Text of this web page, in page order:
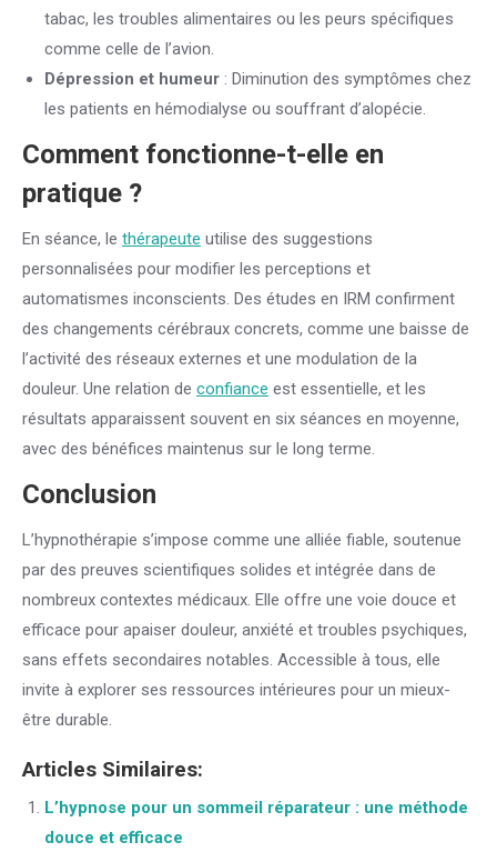
tabac, les troubles alimentaires ou les peurs spécifiques
comme celle de l’avion.
Dépression et humeur : Diminution des symptômes chez
les patients en hémodialyse ou souffrant d’alopécie.
Comment fonctionne-t-elle en
pratique ?
En séance, le thérapeute utilise des suggestions
personnalisées pour modifier les perceptions et
automatismes inconscients. Des études en IRM confirment
des changements cérébraux concrets, comme une baisse de
l’activité des réseaux externes et une modulation de la
douleur. Une relation de confiance est essentielle, et les
résultats apparaissent souvent en six séances en moyenne,
avec des bénéfices maintenus sur le long terme.
Conclusion
L’hypnothérapie s’impose comme une alliée fiable, soutenue
par des preuves scientifiques solides et intégrée dans de
nombreux contextes médicaux. Elle offre une voie douce et
efficace pour apaiser douleur, anxiété et troubles psychiques,
sans effets secondaires notables. Accessible à tous, elle
invite à explorer ses ressources intérieures pour un mieux-
être durable.
Articles Similaires:
L’hypnose pour un sommeil réparateur : une méthode
douce et efficace